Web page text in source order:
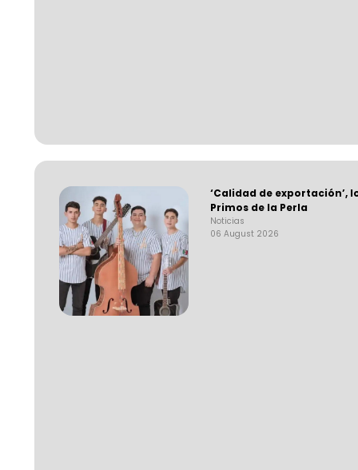
‘Calidad de exportación’,
Primos de la Perla
Noticias
06 August 2026